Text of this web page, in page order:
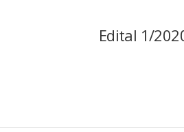
Edital 1/